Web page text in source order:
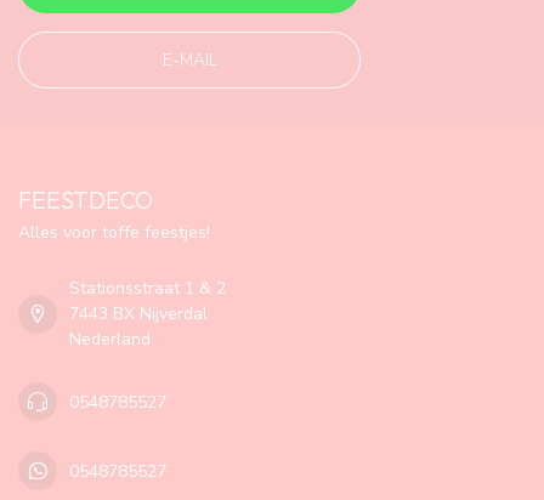
E-MAIL
FEESTDECO
Alles voor toffe feestjes!
Stationsstraat 1 & 2
7443 BX Nijverdal
Nederland
0548785527
0548785527